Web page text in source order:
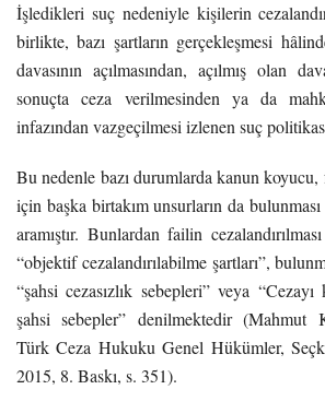
İşledikleri suç nedeniyle kişilerin
birlikte, bazı şartların gerçekleşmesi
davasının açılmasından, açılmış olan
sonuçta ceza verilmesinden ya da
infazından vazgeçilmesi izlenen suç
Bu nedenle bazı durumlarda kanun koyucu,
için başka birtakım unsurların da bulunması
aramıştır. Bunlardan failin
“objektif cezalandırılabilme şartları”,
“şahsi cezasızlık sebepleri” veya
şahsi sebepler” denilmektedir (Mahmut
Türk Ceza Hukuku Genel Hükümler,
2015, 8. Baskı, s. 351).